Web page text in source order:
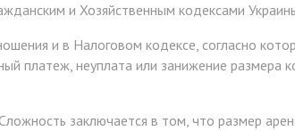
и Хозяйственным кодексами
и в Налоговом кодексе, согласно
платеж, неуплата или занижение размера
заключается в том, что размер